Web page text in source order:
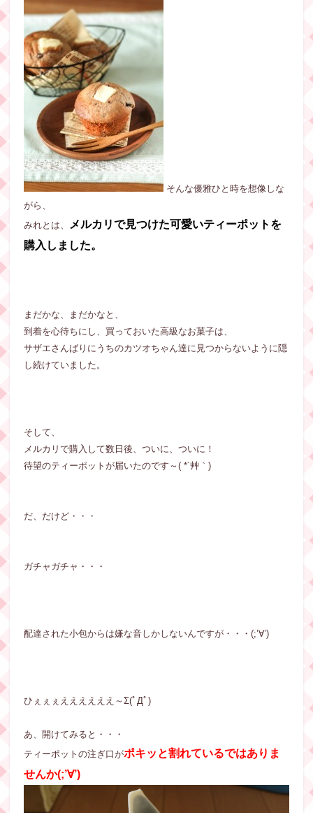
そんな優雅ひと時を想像しな
がら、
みれとは、
メルカリで見つけた可愛いティーポットを
購入しました。
まだかな、まだかなと、
到着を心待ちにし、買っておいた高級なお菓子は、
サザエさんばりにうちのカツオちゃん達に見つからないように隠
し続けていました。
そして、
メルカリで購入して数日後、ついに、ついに！
待望のティーポットが届いたのです～( *´艸｀)
だ、だけど・・・
ガチャガチャ・・・
配達された小包からは嫌な音しかしないんですが・・・(;’∀’)
ひぇぇぇええええええ～Σ(ﾟДﾟ)
あ、開けてみると・・・
ティーポットの注ぎ口がポキッと割れているではありま
せんか(;’∀’)